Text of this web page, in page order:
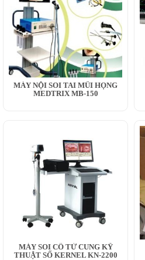
MÁY NỘI SOI TAI MŨI HỌNG
MEDTRIX MB-150
MÁY SOI CỔ TỬ CUNG KỸ
THUẬT SỐ KERNEL KN-2200